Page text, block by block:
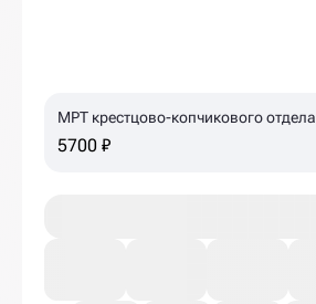
МРТ крестцово-копчикового отдела
позвоночника
5700 ₽